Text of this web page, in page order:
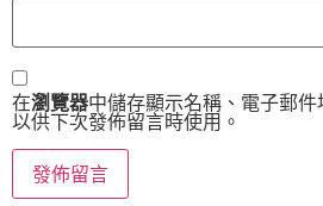
在瀏覽器中儲存顯示名稱、電子郵件
以供下次發佈留言時使用。